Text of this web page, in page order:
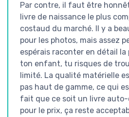
Par contre, il faut être
livre de naissance le plus
costaud du marché. Il y a
pour les photos, mais assez
espérais raconter en détail la
ton enfant, tu risques de
limité. La qualité matérielle
pas haut de gamme, ce qui
fait que ce soit un livre
pour le prix, ça reste